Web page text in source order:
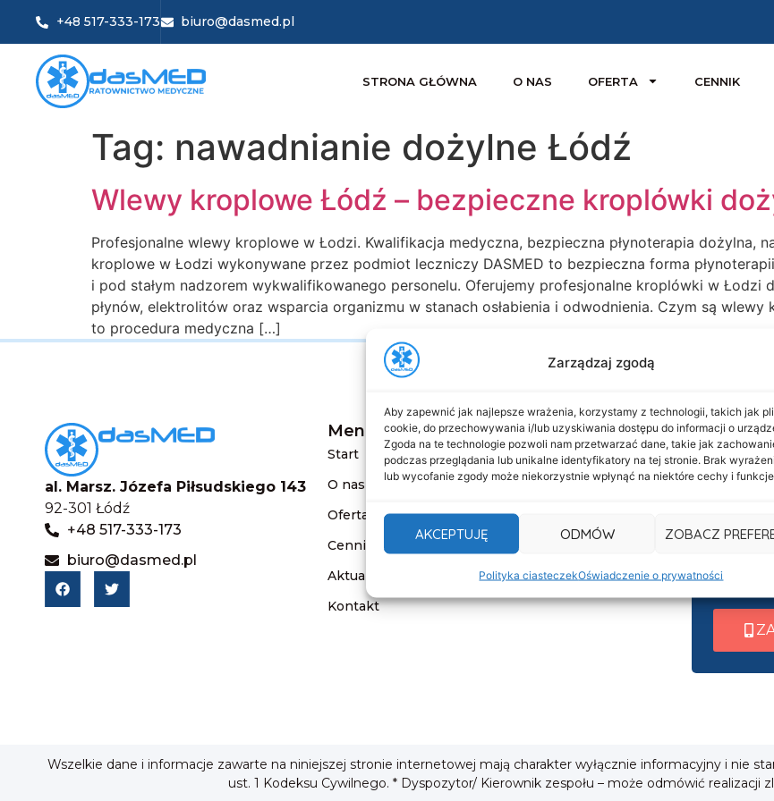
Zarządzaj zgodą
Aby zapewnić jak najlepsze wrażenia, korzystamy z technologii, takich jak
cookie, do przechowywania i/lub uzyskiwania dostępu do informacji o
Zgoda na te technologie pozwoli nam przetwarzać dane, takie jak
podczas przeglądania lub unikalne identyfikatory na tej stronie. Brak
lub wycofanie zgody może niekorzystnie wpłynąć na niektóre cechy i
AKCEPTUJĘ ODMÓW ZOBACZ
Polityka ciasteczekOświadczenie o prywatności
+48 517-333-173 biuro@dasmed.pl
STRONA GŁÓWNA O NAS OFERTA CENNIK
Tag: nawadnianie dożylne Łódź
Wlewy kroplowe Łódź – bezpieczne kroplówki
Profesjonalne wlewy kroplowe w Łodzi. Kwalifikacja medyczna, bezpieczna płynoterapia dożylna,
kroplowe w Łodzi wykonywane przez podmiot leczniczy DASMED to bezpieczna forma
i pod stałym nadzorem wykwalifikowanego personelu. Oferujemy profesjonalne kroplówki w Łodzi
płynów, elektrolitów oraz wsparcia organizmu w stanach osłabienia i odwodnienia. Czym są
to procedura medyczna […]
al. Marsz. Józefa Piłsudskiego 143
92-301 Łódź
+48 517-333-173
biuro@dasmed.pl
Menu
Start
O nas
Oferta
Cennik
Aktualności
Kontakt
Informacje
Deklaracja dostępności
Klauzula informacyjna
Polityka prywatności
Cookies
Po
wew. 1 ➜
wew. 2
wew. 3 ➜
Wszelkie dane i informacje zawarte na niniejszej stronie internetowej mają charakter wyłącznie informacyjny i nie
ust. 1 Kodeksu Cywilnego. * Dyspozytor/ Kierownik zespołu – może odmówić realizacji